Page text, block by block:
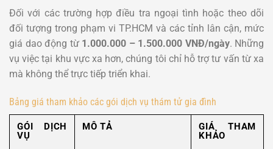
Đối với các trường hợp điều tra ngoại tình hoặc theo dõi
đối tượng trong phạm vi TP.HCM và các tỉnh lân cận, mức
giá dao động từ 1.000.000 – 1.500.000 VNĐ/ngày. Những
vụ việc tại khu vực xa hơn, chúng tôi chỉ hỗ trợ tư vấn từ xa
mà không thể trực tiếp triển khai.
Bảng giá tham khảo các gói dịch vụ thám tử gia đình
GÓI DỊCH
VỤ
MÔ TẢ
GIÁ THAM
KHẢO